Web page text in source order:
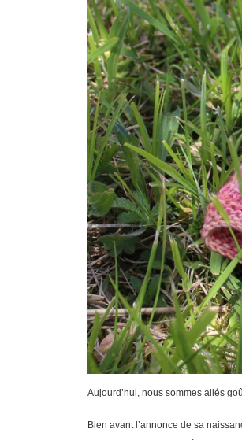
Aujourd’hui, nous sommes allés
Bien avant l’annonce de sa